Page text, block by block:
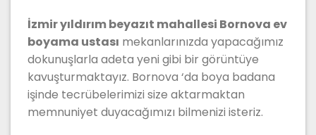
İzmir yıldırım beyazıt mahallesi Bornova ev
boyama ustası mekanlarınızda yapacağımız
dokunuşlarla adeta yeni gibi bir görüntüye
kavuşturmaktayız. Bornova ‘da boya badana
işinde tecrübelerimizi size aktarmaktan
memnuniyet duyacağımızı bilmenizi isteriz.